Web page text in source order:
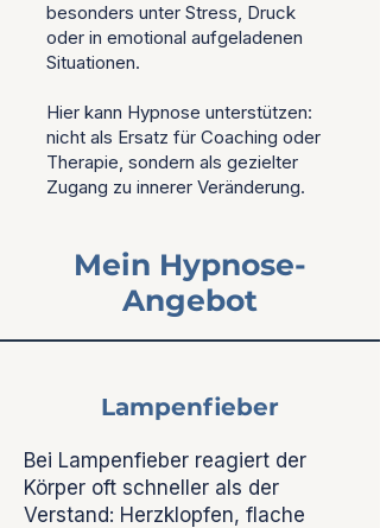
besonders unter Stress, Druck
oder in emotional aufgeladenen
Situationen.
Hier kann Hypnose unterstützen:
nicht als Ersatz für Coaching oder
Therapie, sondern als gezielter
Zugang zu innerer Veränderung.
Mein Hypnose-
Angebot
Lampenfieber
Bei Lampenfieber reagiert der
Körper oft schneller als der
Verstand: Herzklopfen, flache